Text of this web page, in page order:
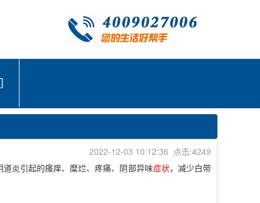
2022-12-03 10:12:36 点击:4249
炎引起的瘙痒、糜烂、疼痛、阴部异味症状，减少白带